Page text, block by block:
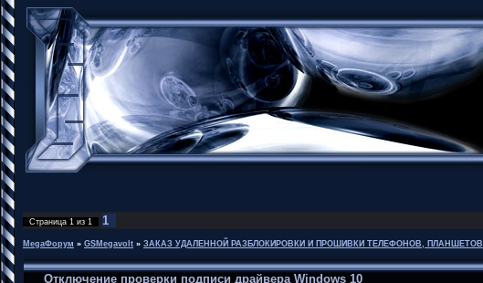
Страница 1 из 1 1
MegaФорум » GSMegavolt » ЗАКАЗ УДАЛЕННОЙ РАЗБЛОКИРОВКИ И ПРОШИВКИ ТЕЛЕФОНОВ, ПЛАНШЕТОВ
Отключение проверки подписи драйвера Windows 10